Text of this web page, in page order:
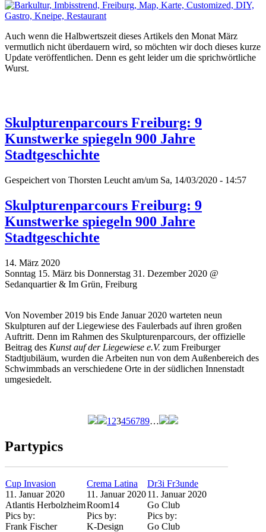
Auch wenn die Halbwertszeit dieses Artikels den Monat März
vermutlich nicht überdauern wird, so möchten wir doch dieses kurze
Update veröffentlichen. Denn es geht leider um die sprichwörtliche
Wurst.
Skulpturenparcours Freiburg: 9
Kunstwerke spiegeln 900 Jahre
Stadtgeschichte
Gespeichert von Thorsten Leucht am/um Sa, 14/03/2020 - 14:57
Skulpturenparcours Freiburg: 9
Kunstwerke spiegeln 900 Jahre
Stadtgeschichte
14. März 2020
Sonntag 15. März bis Donnerstag 31. Dezember 2020 @
Sedanquartier & Im Grün, Freiburg
Von November 2019 bis Ende Januar 2020 warteten neun
Skulpturen auf der Liegewiese des Faulerbads auf ihren großen
Auftritt. Denn im Rahmen des Skulpturenparcours, der offizielle
Beitrag des Kunst auf der Liegewiese e.V. zum Freiburger
Stadtjubiläum, wurden die Arbeiten nun von dem Außenbereich des
Schwimmbads an verschiedene Orte in der südlichen Innenstadt
umgesiedelt.
1 23456789…
Partypics
Cup Invasion
11. Januar 2020
Atlantis Herbolzheim
Pics by:
Frank Fischer
Crema Latina
11. Januar 2020
Room14
Pics by:
K-Design
Dr3i Fr3unde
11. Januar 2020
Go Club
Pics by:
Go Club